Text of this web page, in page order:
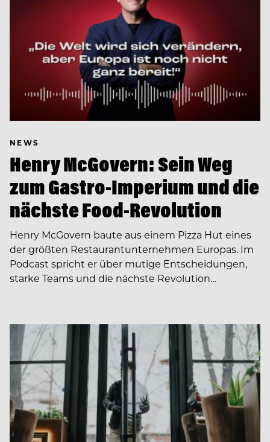
NEWS
Henry McGovern: Sein Weg
zum Gastro-Imperium und die
nächste Food-Revolution
Henry McGovern baute aus einem Pizza Hut eines
der größten Restaurantunternehmen Europas. Im
Podcast spricht er über mutige Entscheidungen,
starke Teams und die nächste Revolution…